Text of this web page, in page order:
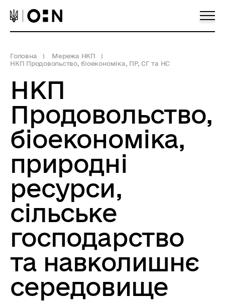
Головна
Мережа НКП
НКП Продовольство, біоекономіка, ПР, СГ та НС
НКП
Продовольство,
біоекономіка,
природні
ресурси,
сільське
господарство
та навколишнє
середовище